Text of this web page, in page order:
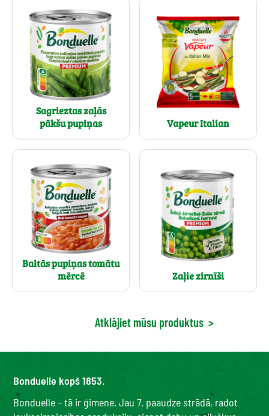
Sagrieztas zaļās
pākšu pupiņas
Vapeur Italian
Baltās pupiņas tomātu
mērcē
Zaļie zirnīši
Atklājiet mūsu produktus >
Bonduelle kopš 1853.
Bonduelle – tā ir ģimene. Jau 7. paaudze strādā, radot